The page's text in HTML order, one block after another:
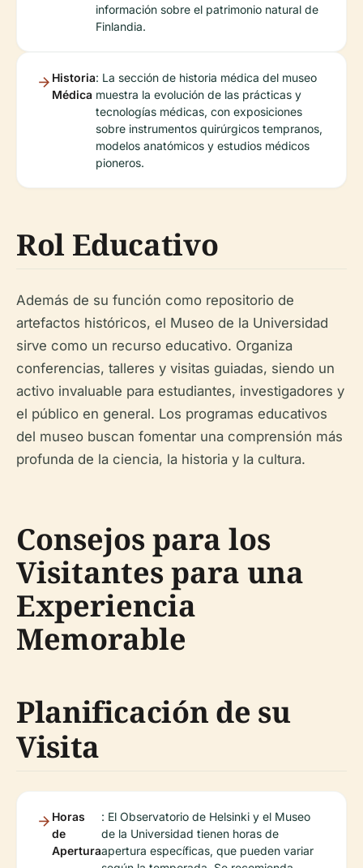
información sobre el patrimonio natural de
Finlandia.
Historia
Médica
: La sección de historia médica del museo
muestra la evolución de las prácticas y
tecnologías médicas, con exposiciones
sobre instrumentos quirúrgicos tempranos,
modelos anatómicos y estudios médicos
pioneros.
Rol Educativo
Además de su función como repositorio de
artefactos históricos, el Museo de la Universidad
sirve como un recurso educativo. Organiza
conferencias, talleres y visitas guiadas, siendo un
activo invaluable para estudiantes, investigadores y
el público en general. Los programas educativos
del museo buscan fomentar una comprensión más
profunda de la ciencia, la historia y la cultura.
Consejos para los
Visitantes para una
Experiencia
Memorable
Planificación de su
Visita
Horas
de
Apertura
: El Observatorio de Helsinki y el Museo
de la Universidad tienen horas de
apertura específicas, que pueden variar